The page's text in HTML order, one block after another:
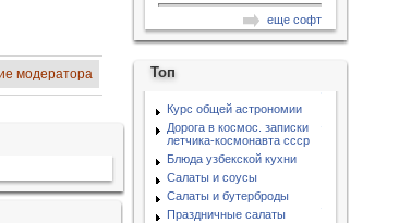
модератора
еще софт
Топ
Курс общей астрономии
Дорога в космос. записки
летчика-космонавта ссср
Блюда узбекской кухни
Салаты и соусы
Салаты и бутерброды
Праздничные салаты